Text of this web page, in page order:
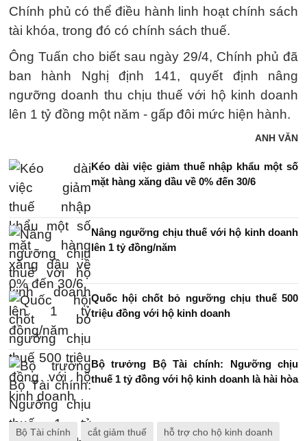
Chính phủ có thể điều hành linh hoạt chính sách
tài khóa, trong đó có chính sách thuế.
Ông Tuấn cho biết sau ngày 29/4, Chính phủ đã
ban hành Nghị định 141, quyết định nâng
ngưỡng doanh thu chịu thuế với hộ kinh doanh
lên 1 tỷ đồng một năm - gấp đôi mức hiện hành.
ANH VĂN
Kéo dài việc giảm thuế nhập khẩu một số
mặt hàng xăng dầu về 0% đến 30/6
Nâng ngưỡng chịu thuế với hộ kinh doanh
lên 1 tỷ đồng/năm
Quốc hội chốt bỏ ngưỡng chịu thuế 500
triệu đồng với hộ kinh doanh
Bộ trưởng Bộ Tài chính: Ngưỡng chịu
thuế 1 tỷ đồng với hộ kinh doanh là hài hòa
Bộ Tài chính cắt giảm thuế hỗ trợ cho hộ kinh doanh